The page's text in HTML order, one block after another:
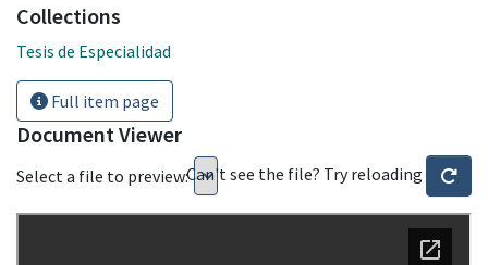
Collections
Tesis de Especialidad
Full item page
Document Viewer
Select a file to preview:Can't see the file? Try reloading